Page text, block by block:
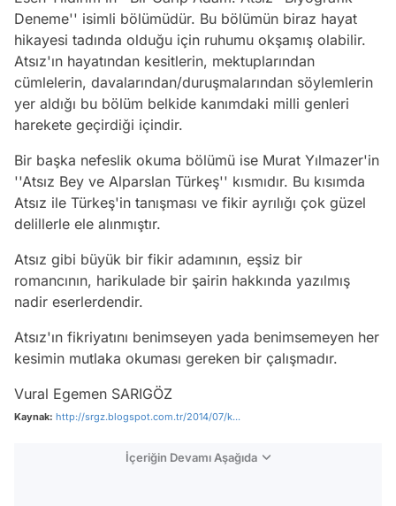
Deneme'' isimli bölümüdür. Bu bölümün biraz hayat
hikayesi tadında olduğu için ruhumu okşamış olabilir.
Atsız'ın hayatından kesitlerin, mektuplarından
cümlelerin, davalarından/duruşmalarından söylemlerin
yer aldığı bu bölüm belkide kanımdaki milli genleri
harekete geçirdiği içindir.
Bir başka nefeslik okuma bölümü ise Murat Yılmazer'in
''Atsız Bey ve Alparslan Türkeş'' kısmıdır. Bu kısımda
Atsız ile Türkeş'in tanışması ve fikir ayrılığı çok güzel
delillerle ele alınmıştır.
Atsız gibi büyük bir fikir adamının, eşsiz bir
romancının, harikulade bir şairin hakkında yazılmış
nadir eserlerdendir.
Atsız'ın fikriyatını benimseyen yada benimsemeyen her
kesimin mutlaka okuması gereken bir çalışmadır.
Vural Egemen SARIGÖZ
Kaynak: http://srgz.blogspot.com.tr/2014/07/k...
İçeriğin Devamı Aşağıda